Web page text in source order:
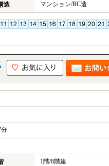
造 マンション/RC造
1階/8階建